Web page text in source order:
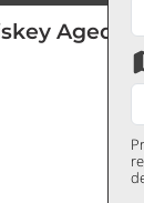
Aged